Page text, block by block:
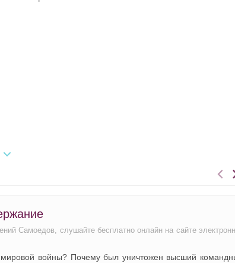
Самоедов, слушайте бесплатно онлайн на сайте
войны? Почему был уничтожен высший